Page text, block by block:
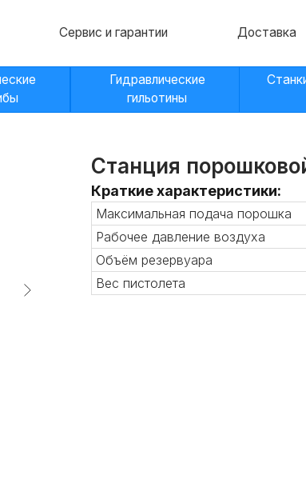
Сервис и гарантии
Гидравлические
гильотины
Станки плазменной
Станция
Краткие характеристики:
Максимальная подача порошка
Рабочее давление воздуха
Объём резервуара
Вес пистолета